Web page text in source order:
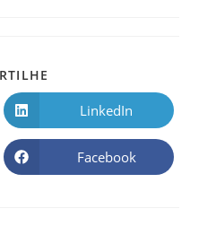
LinkedIn
Facebook